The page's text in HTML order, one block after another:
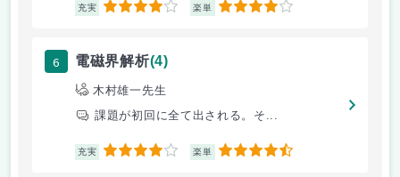
充実 4 楽単 4
6 電磁界解析(4)
木村雄一先生
課題が初回に全て出される。そ...
充実 4 楽単 4.5